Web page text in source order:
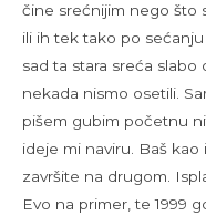
čine srećnijim nego što
ili ih tek tako po
sad ta stara sreća
nekada nismo osetili.
pišem gubim početnu
ideje mi naviru. Baš
završite na drugom.
Evo na primer, te 1999